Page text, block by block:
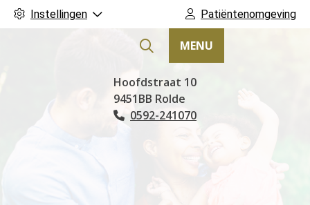
Instellingen Patiëntenomgeving
Hoofdmenu
MENU
Hoofdstraat 10
9451BB Rolde
Tel:
0592-241070